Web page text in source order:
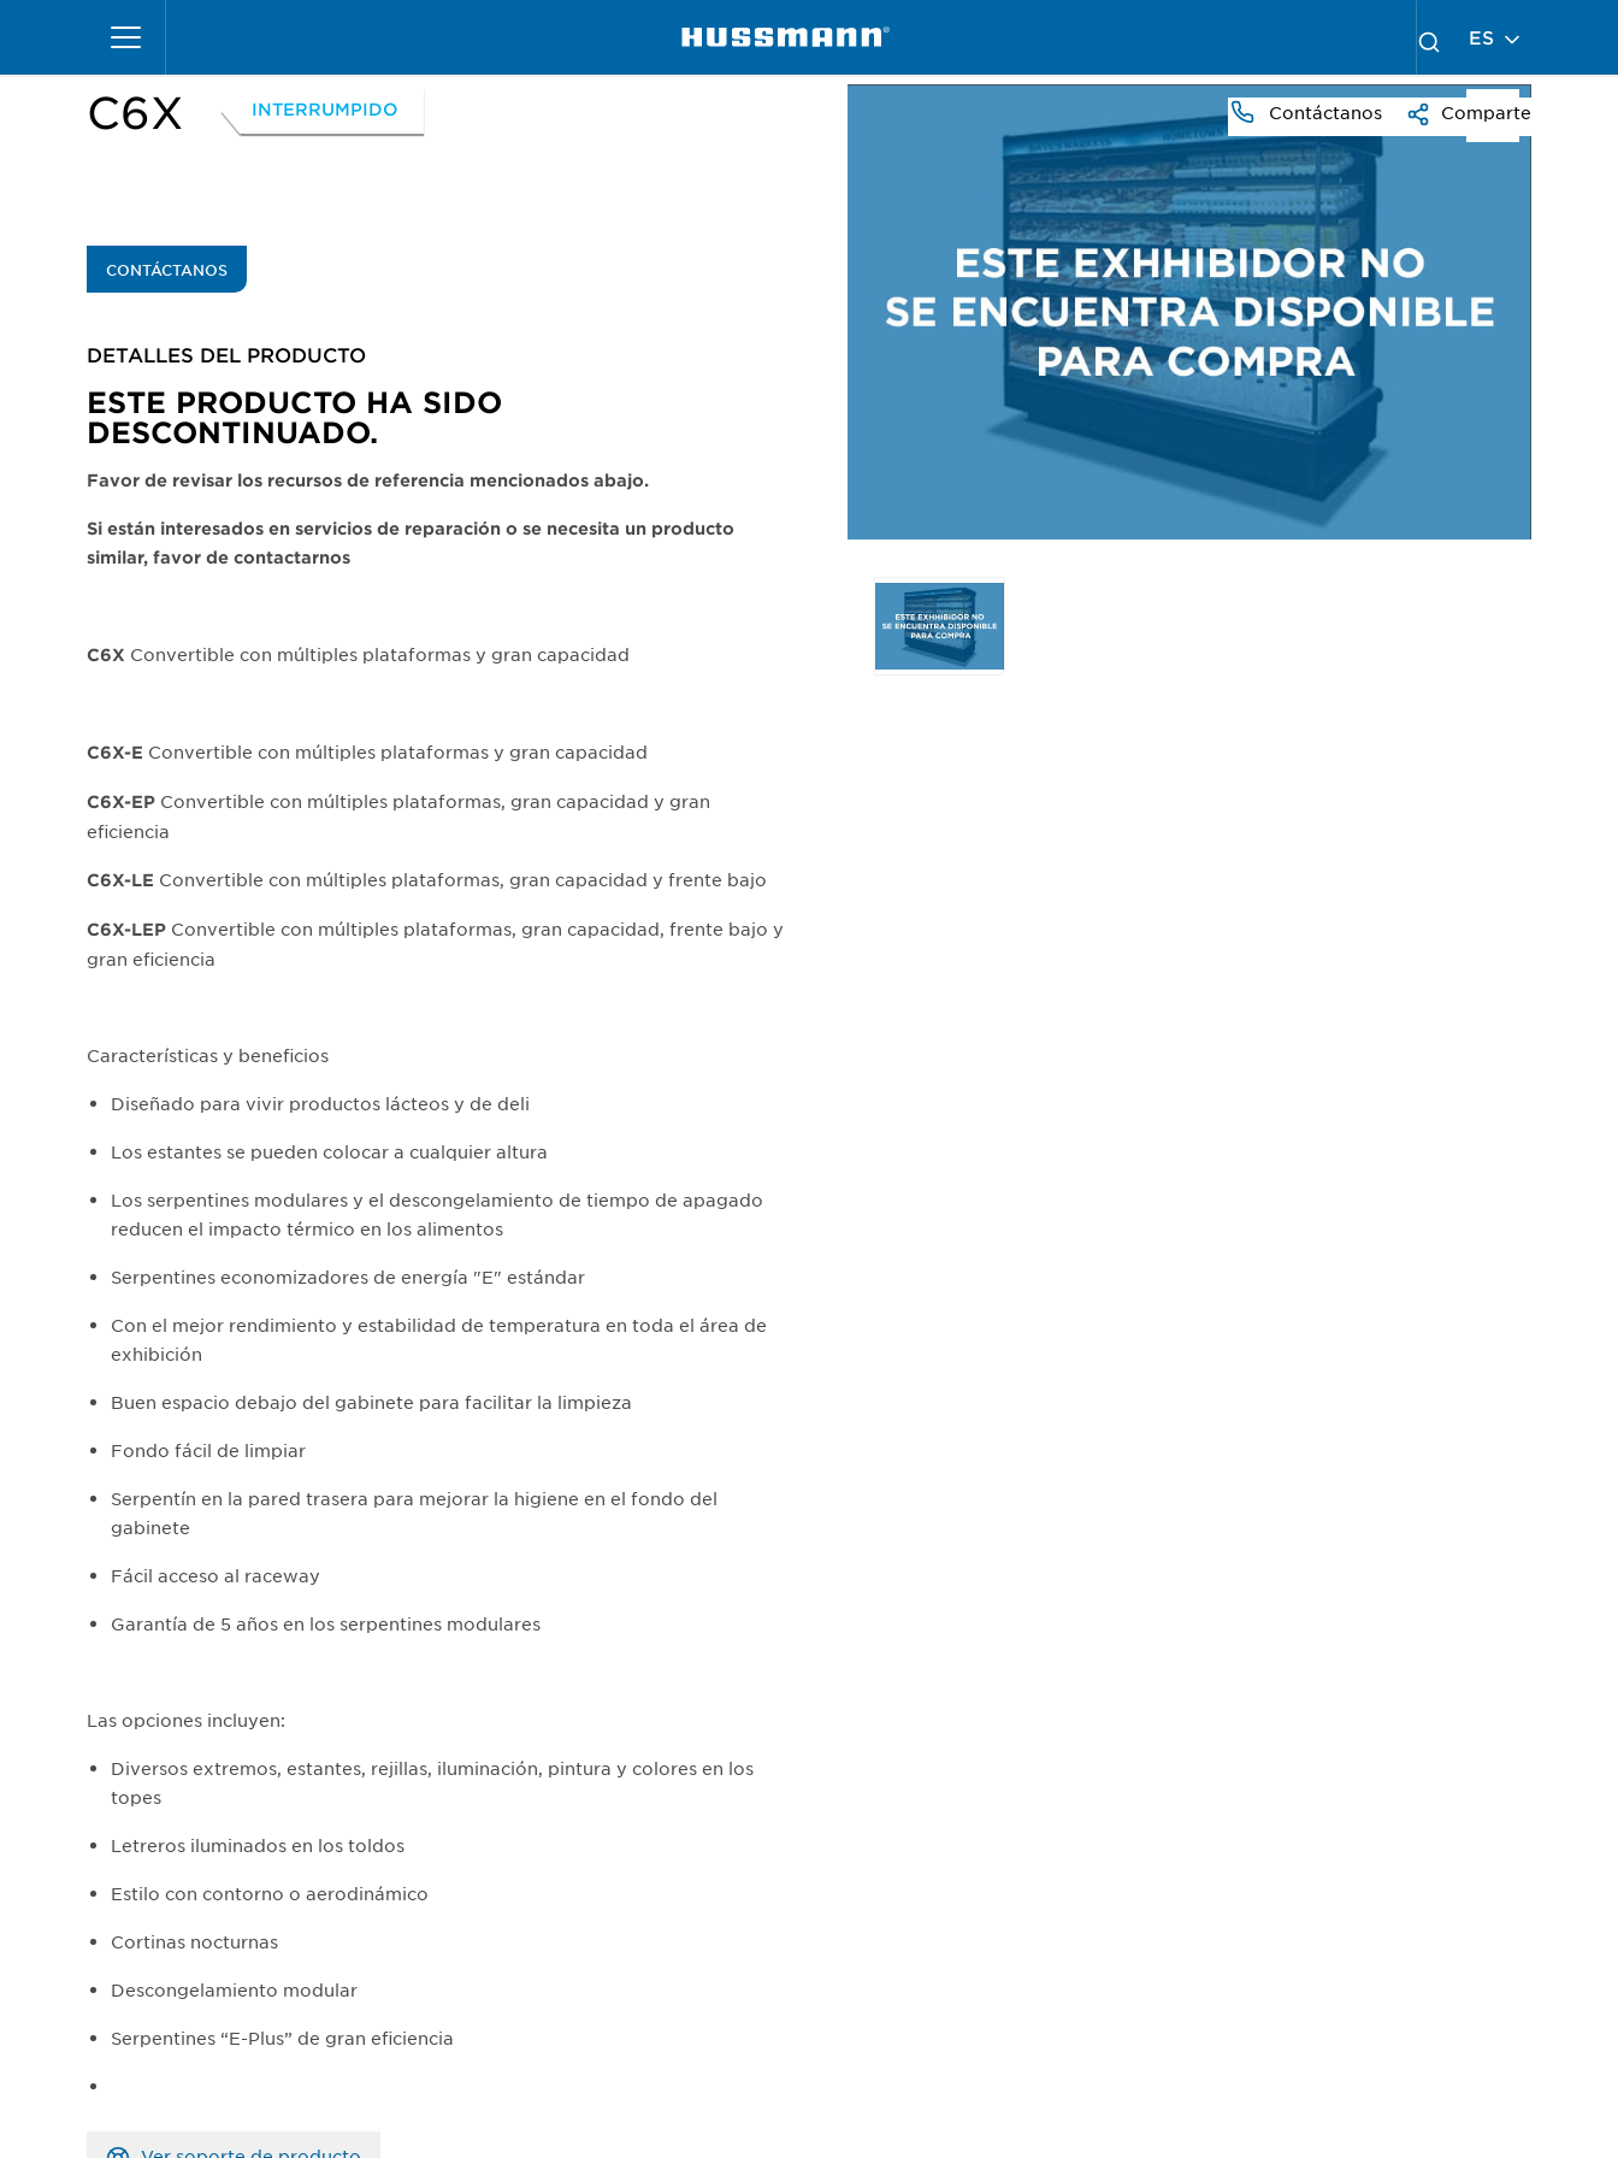
contenido
ES
Inicio
C6X INTERRUMPIDO Contáctanos Comparte
CONTÁCTANOS
DETALLES DEL PRODUCTO​
ESTE PRODUCTO HA SIDO
DESCONTINUADO.
Favor de revisar los recursos de referencia mencionados abajo.
Si están interesados en servicios de reparación o se necesita un producto
similar, favor de contactarnos
C6X Convertible con múltiples plataformas y gran capacidad
C6X-E Convertible con múltiples plataformas y gran capacidad
C6X-EP Convertible con múltiples plataformas, gran capacidad y gran
eficiencia
C6X-LE Convertible con múltiples plataformas, gran capacidad y frente bajo
C6X-LEP Convertible con múltiples plataformas, gran capacidad, frente bajo y
gran eficiencia
Características y beneficios
Diseñado para vivir productos lácteos y de deli
Los estantes se pueden colocar a cualquier altura
Los serpentines modulares y el descongelamiento de tiempo de apagado
reducen el impacto térmico en los alimentos
Serpentines economizadores de energía "E" estándar
Con el mejor rendimiento y estabilidad de temperatura en toda el área de
exhibición
Buen espacio debajo del gabinete para facilitar la limpieza
Fondo fácil de limpiar
Serpentín en la pared trasera para mejorar la higiene en el fondo del
gabinete
Fácil acceso al raceway
Garantía de 5 años en los serpentines modulares
Las opciones incluyen:
Diversos extremos, estantes, rejillas, iluminación, pintura y colores en los
topes
Letreros iluminados en los toldos
Estilo con contorno o aerodinámico
Cortinas nocturnas
Descongelamiento modular
Serpentines “E-Plus” de gran eficiencia
Selecting
the